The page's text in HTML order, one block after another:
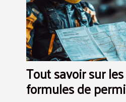
Tout savoir sur
formules de